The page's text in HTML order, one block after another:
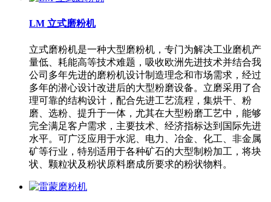
LM 立式磨粉机
立式磨粉机是一种大型磨粉机，专门为解决工业磨机产
量低、耗能高等技术难题，吸收欧洲先进技术并结合我
公司多年先进的磨粉机设计制造理念和市场需求，经过
多年的潜心设计改进后的大型粉磨设备。立磨采用了合
理可靠的结构设计，配合先进工艺流程，集烘干、粉
磨、选粉、提升于一体，尤其在大型粉磨工艺中，能够
完全满足客户需求，主要技术、经济指标达到国际先进
水平。可广泛应用于水泥、电力、冶金、化工、非金属
矿等行业，特别适用于各种矿石的大型制粉加工，将块
状、颗粒状及粉状原料磨成所要求的粉状物料。